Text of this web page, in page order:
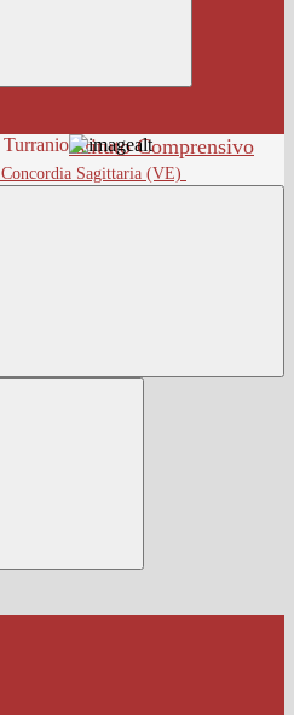
Istituto Comprensivo
Concordia Sagittaria (VE)